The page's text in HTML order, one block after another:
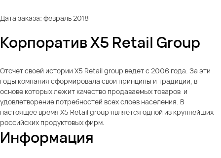
Дата заказа: февраль 2018
Корпоратив X5 Retail Group
Отсчет своей истории X5 Retail group ведет с 2006 года. За эти
годы компания сформировала свои принципы и традиции, в
основе которых лежит качество продаваемых товаров и
удовлетворение потребностей всех слоев населения. В
настоящее время X5 Retail group является одной из крупнейших
российских продуктовых фирм.
Информация